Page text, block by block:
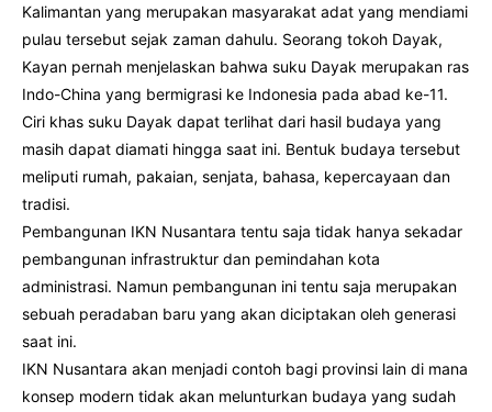
Kalimantan yang merupakan masyarakat adat yang mendiami
pulau tersebut sejak zaman dahulu. Seorang tokoh Dayak,
Kayan pernah menjelaskan bahwa suku Dayak merupakan ras
Indo-China yang bermigrasi ke Indonesia pada abad ke-11.
Ciri khas suku Dayak dapat terlihat dari hasil budaya yang
masih dapat diamati hingga saat ini. Bentuk budaya tersebut
meliputi rumah, pakaian, senjata, bahasa, kepercayaan dan
tradisi.
Pembangunan IKN Nusantara tentu saja tidak hanya sekadar
pembangunan infrastruktur dan pemindahan kota
administrasi. Namun pembangunan ini tentu saja merupakan
sebuah peradaban baru yang akan diciptakan oleh generasi
saat ini.
IKN Nusantara akan menjadi contoh bagi provinsi lain di mana
konsep modern tidak akan melunturkan budaya yang sudah